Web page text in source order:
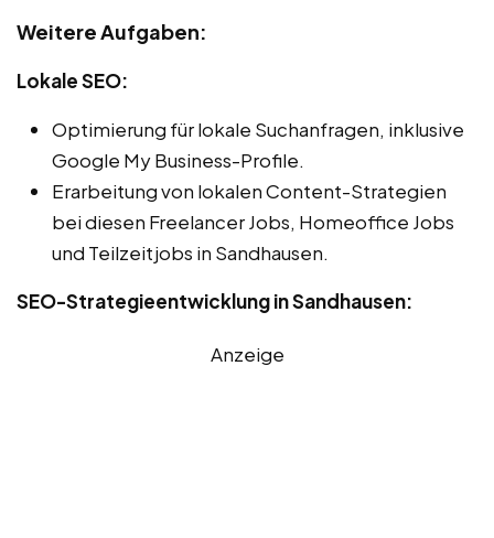
Weitere Aufgaben:
Lokale SEO:
Optimierung für lokale Suchanfragen, inklusive
Google My Business-Profile.
Erarbeitung von lokalen Content-Strategien
bei diesen Freelancer Jobs, Homeoffice Jobs
und Teilzeitjobs in Sandhausen.
SEO-Strategieentwicklung in Sandhausen:
Anzeige